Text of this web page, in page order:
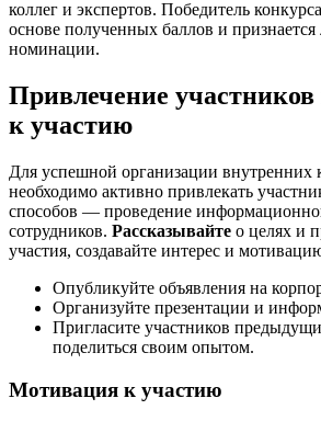
коллег и экспертов. Победитель
основе полученных баллов и
номинации.
Привлечение
к участию
Для успешной организации внутренних
необходимо активно привлекать
способов — проведение
сотрудников. Рассказывайте о целях и
участия, создавайте интерес и
Опубликуйте объявления на
Организуйте презентации и
Пригласите участников
поделиться своим опытом.
Мотивация к участию